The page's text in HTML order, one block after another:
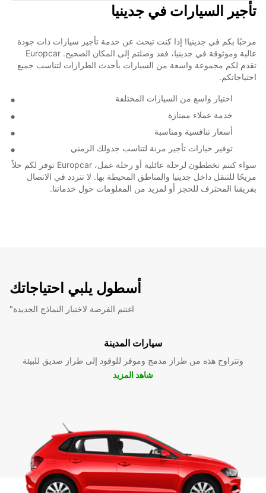
تأجير السيارات في جدينيا
مرحبًا بكم في جدينيا! إذا كنت تبحث عن خدمة تأجير سيارات ذات جودة
عالية وموثوقة في جدينيا، فقد وصلتم إلى المكان الصحيح. Europcar
تقدم لكم مجموعة واسعة من السيارات بأحدث الطرازات لتناسب جميع
احتياجاتكم.
اختيار واسع من السيارات المختلفة
خدمة عملاء ممتازة
أسعار تنافسية ومناسبة
توفير خيارات تأجير مرنة لتناسب جدولك الزمني
سواء كنتم تخططون لرحلة عائلية أو رحلة عمل، Europcar توفر لكم حلاً
مريحًا للتنقل داخل جدينيا والمناطق المحيطة بها. لا تتردد في الاتصال
بفريقنا المحترف للحجز أو لمزيد من المعلومات حول خدماتنا.
أسطول يلبي احتياجاتك
"اغتنم الفرصة لاختبار النماذج الجديدة
سيارات المدينة
وتتراوح هذه من طراز مدمج وموفر للوقود إلى طراز صديق للبيئة
شاهد المزيد